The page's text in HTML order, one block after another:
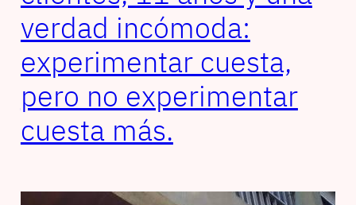
verdad incómoda:
experimentar cuesta,
pero no experimentar
cuesta más.